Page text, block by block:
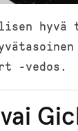
hyvä
-vedos.